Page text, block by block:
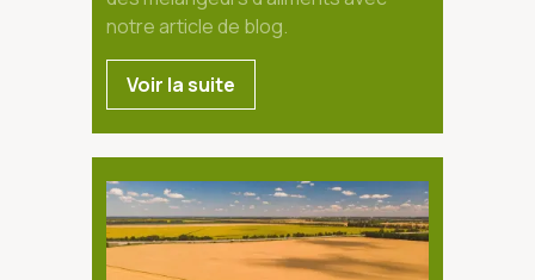
notre article de blog.
Voir la suite